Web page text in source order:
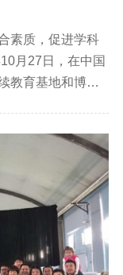
素质，促进学科
月27日，在中国
教育基地和博士